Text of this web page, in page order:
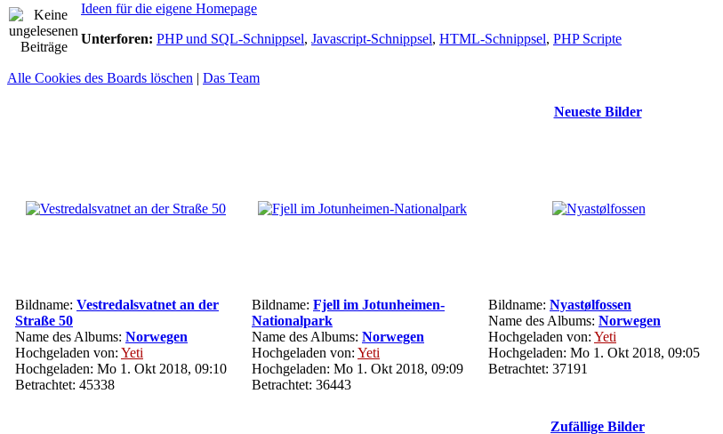
Ideen für die eigene Homepage
Unterforen: PHP und SQL-Schnippsel, Javascript-Schnippsel, HTML-Schnippsel, PHP Scripte
Alle Cookies des Boards löschen | Das Team
Neueste Bilder
Bildname: Vestredalsvatnet an der
Straße 50
Name des Albums: Norwegen
Hochgeladen von: Yeti
Hochgeladen: Mo 1. Okt 2018, 09:10
Betrachtet: 45338
Bildname: Fjell im Jotunheimen-
Nationalpark
Name des Albums: Norwegen
Hochgeladen von: Yeti
Hochgeladen: Mo 1. Okt 2018, 09:09
Betrachtet: 36443
Bildname: Nyastølfossen
Name des Albums: Norwegen
Hochgeladen von: Yeti
Hochgeladen: Mo 1. Okt 2018, 09:05
Betrachtet: 37191
Zufällige Bilder